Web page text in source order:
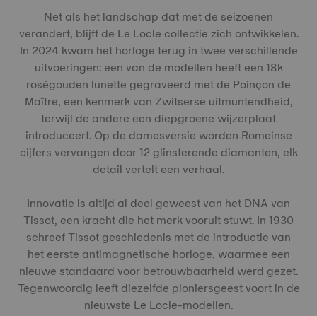
Net als het landschap dat met de seizoenen
verandert, blijft de Le Locle collectie zich ontwikkelen.
In 2024 kwam het horloge terug in twee verschillende
uitvoeringen: een van de modellen heeft een 18k
roségouden lunette gegraveerd met de Poinçon de
Maître, een kenmerk van Zwitserse uitmuntendheid,
terwijl de andere een diepgroene wijzerplaat
introduceert. Op de damesversie worden Romeinse
cijfers vervangen door 12 glinsterende diamanten, elk
detail vertelt een verhaal.
Innovatie is altijd al deel geweest van het DNA van
Tissot, een kracht die het merk vooruit stuwt. In 1930
schreef Tissot geschiedenis met de introductie van
het eerste antimagnetische horloge, waarmee een
nieuwe standaard voor betrouwbaarheid werd gezet.
Tegenwoordig leeft diezelfde pioniersgeest voort in de
nieuwste Le Locle-modellen.